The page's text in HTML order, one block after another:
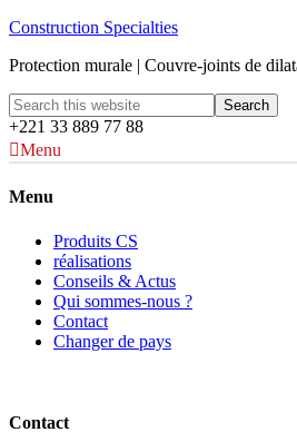
Construction Specialties
Protection murale | Couvre-joints de
+221 33 889 77 88
Menu
Menu
Produits CS
réalisations
Conseils & Actus
Qui sommes-nous ?
Contact
Changer de pays
Contact